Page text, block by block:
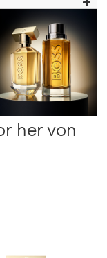
her von